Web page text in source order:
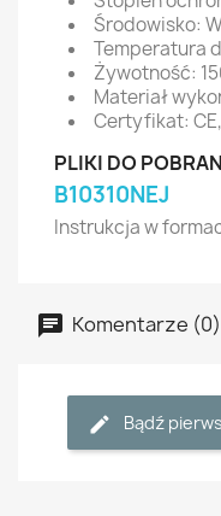
Środowisko:
Temperatura
Żywotność:
Materiał
Certyfikat:
PLIKI DO
B10310NEJ
Instrukcja w
Komentarze (0)
Bądź